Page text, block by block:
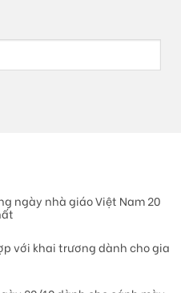
ngày nhà giáo Việt Nam 20
với khai trương dành cho gia